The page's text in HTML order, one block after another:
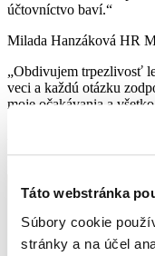
Táto webstránka
Súbory cookie
stránky a na účel
účtovníctvo baví.“
Milada Hanzáková HR
„Obdivujem trpezlivosť
veci a každú otázku
moje očakávania a